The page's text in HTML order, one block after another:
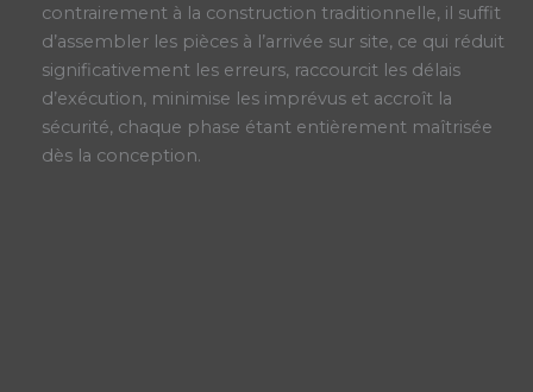
contrairement à la construction traditionnelle, il suffit
d’assembler les pièces à l’arrivée sur site, ce qui réduit
significativement les erreurs, raccourcit les délais
d’exécution, minimise les imprévus et accroît la
sécurité, chaque phase étant entièrement maîtrisée
dès la conception.